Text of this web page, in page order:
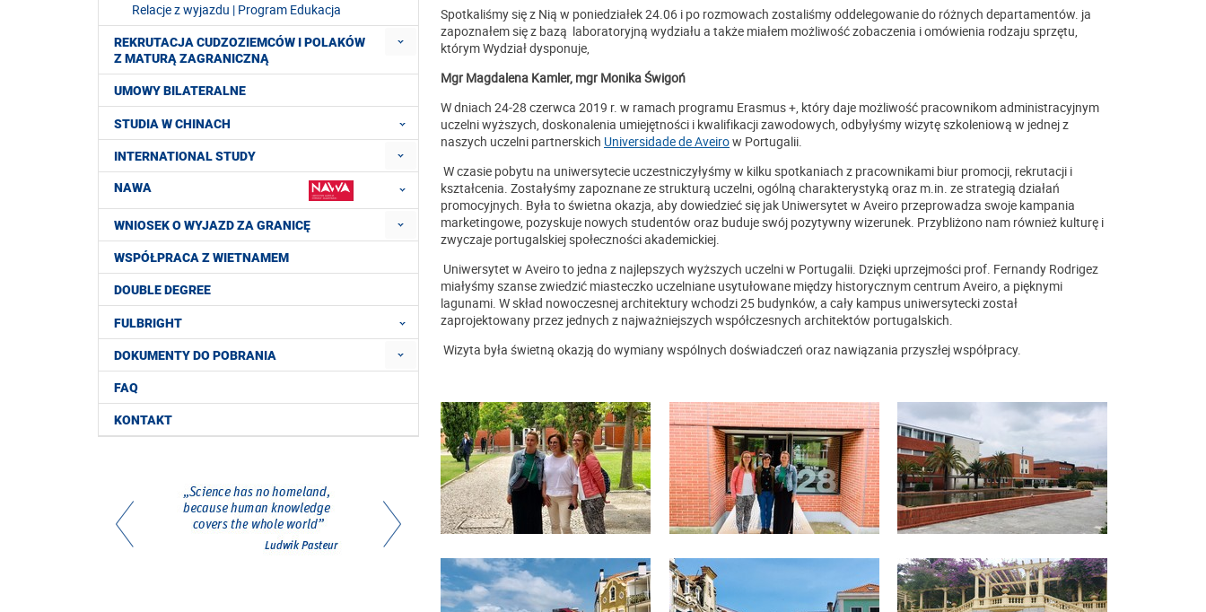
Relacje z wyjazdu | Program Edukacja
REKRUTACJA CUDZOZIEMCÓW I POLAKÓW
Z MATURĄ ZAGRANICZNĄ
UMOWY BILATERALNE
STUDIA W CHINACH
INTERNATIONAL STUDY
NAWA
WNIOSEK O WYJAZD ZA GRANICĘ
WSPÓŁPRACA Z WIETNAMEM
DOUBLE DEGREE
FULBRIGHT
DOKUMENTY DO POBRANIA
FAQ
KONTAKT
Spotkaliśmy się z Nią w poniedziałek 24.06 i po rozmowach zostaliśmy oddelegowanie do różnych departamentów. ja
zapoznałem się z bazą laboratoryjną wydziału a także miałem możliwość zobaczenia i omówienia rodzaju sprzętu,
którym Wydział dysponuje,
Mgr Magdalena Kamler, mgr Monika Świgoń
W dniach 24-28 czerwca 2019 r. w ramach programu Erasmus +, który daje możliwość pracownikom administracyjnym
uczelni wyższych, doskonalenia umiejętności i kwalifikacji zawodowych, odbyłyśmy wizytę szkoleniową w jednej z
naszych uczelni partnerskich Universidade de Aveirow Portugalii.
W czasie pobytu na uniwersytecie uczestniczyłyśmy w kilku spotkaniach z pracownikami biur promocji, rekrutacji i
kształcenia. Zostałyśmy zapoznane ze strukturą uczelni, ogólną charakterystyką oraz m.in. ze strategią działań
promocyjnych. Była to świetna okazja, aby dowiedzieć się jak Uniwersytet w Aveiro przeprowadza swoje kampania
marketingowe, pozyskuje nowych studentów oraz buduje swój pozytywny wizerunek. Przybliżono nam również kulturę i
zwyczaje portugalskiej społeczności akademickiej.
Uniwersytet w Aveiro to jedna z najlepszych wyższych uczelni w Portugalii. Dzięki uprzejmości prof. Fernandy Rodrigez
miałyśmy szanse zwiedzić miasteczko uczelniane usytułowane między historycznym centrum Aveiro, a pięknymi
lagunami. W skład nowoczesnej architektury wchodzi 25 budynków, a cały kampus uniwersytecki został
zaprojektowany przez jednych z najważniejszych współczesnych architektów portugalskich.
Wizyta była świetną okazją do wymiany wspólnych doświadczeń oraz nawiązania przyszłej współpracy.